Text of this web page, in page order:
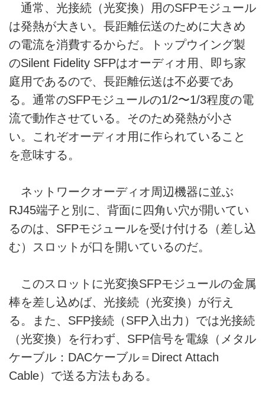
通常、光接続（光変換）用のSFPモジュール
は発熱が大きい。長距離伝送のために大きめ
の電流を消費するからだ。トップウイング製
のSilent Fidelity SFPはオーディオ用、即ち家
庭用であるので、長距離伝送は不必要であ
る。通常のSFPモジュールの1/2〜1/3程度の電
流で動作させている。そのため発熱が小さ
い。これぞオーディオ用に作られていること
を意味する。
ネットワークオーディオ周辺機器に並ぶ
RJ45端子と別に、背面に四角い穴が開いてい
るのは、SFPモジュールを受け付ける（差し込
む）スロットが口を開いているのだ。
このスロットに光変換SFPモジュールの金属
棒を差し込めば、光接続（光変換）が行え
る。また、SFP接続（SFP入出力）では光接続
（光変換）を行わず、SFP信号を電線（メタル
ケーブル：DACケーブル＝Direct Attach
Cable）で送る方法もある。